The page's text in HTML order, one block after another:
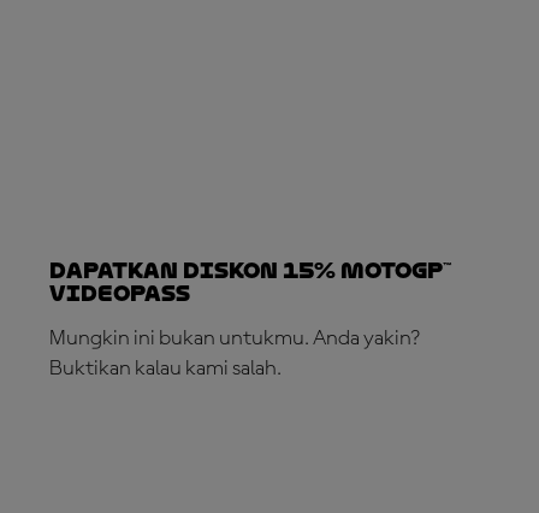
Dapatkan Diskon 15% MotoGP™
VideoPass
Mungkin ini bukan untukmu. Anda yakin?
Buktikan kalau kami salah.